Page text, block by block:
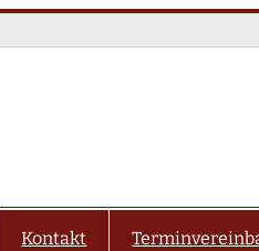
Kontakt